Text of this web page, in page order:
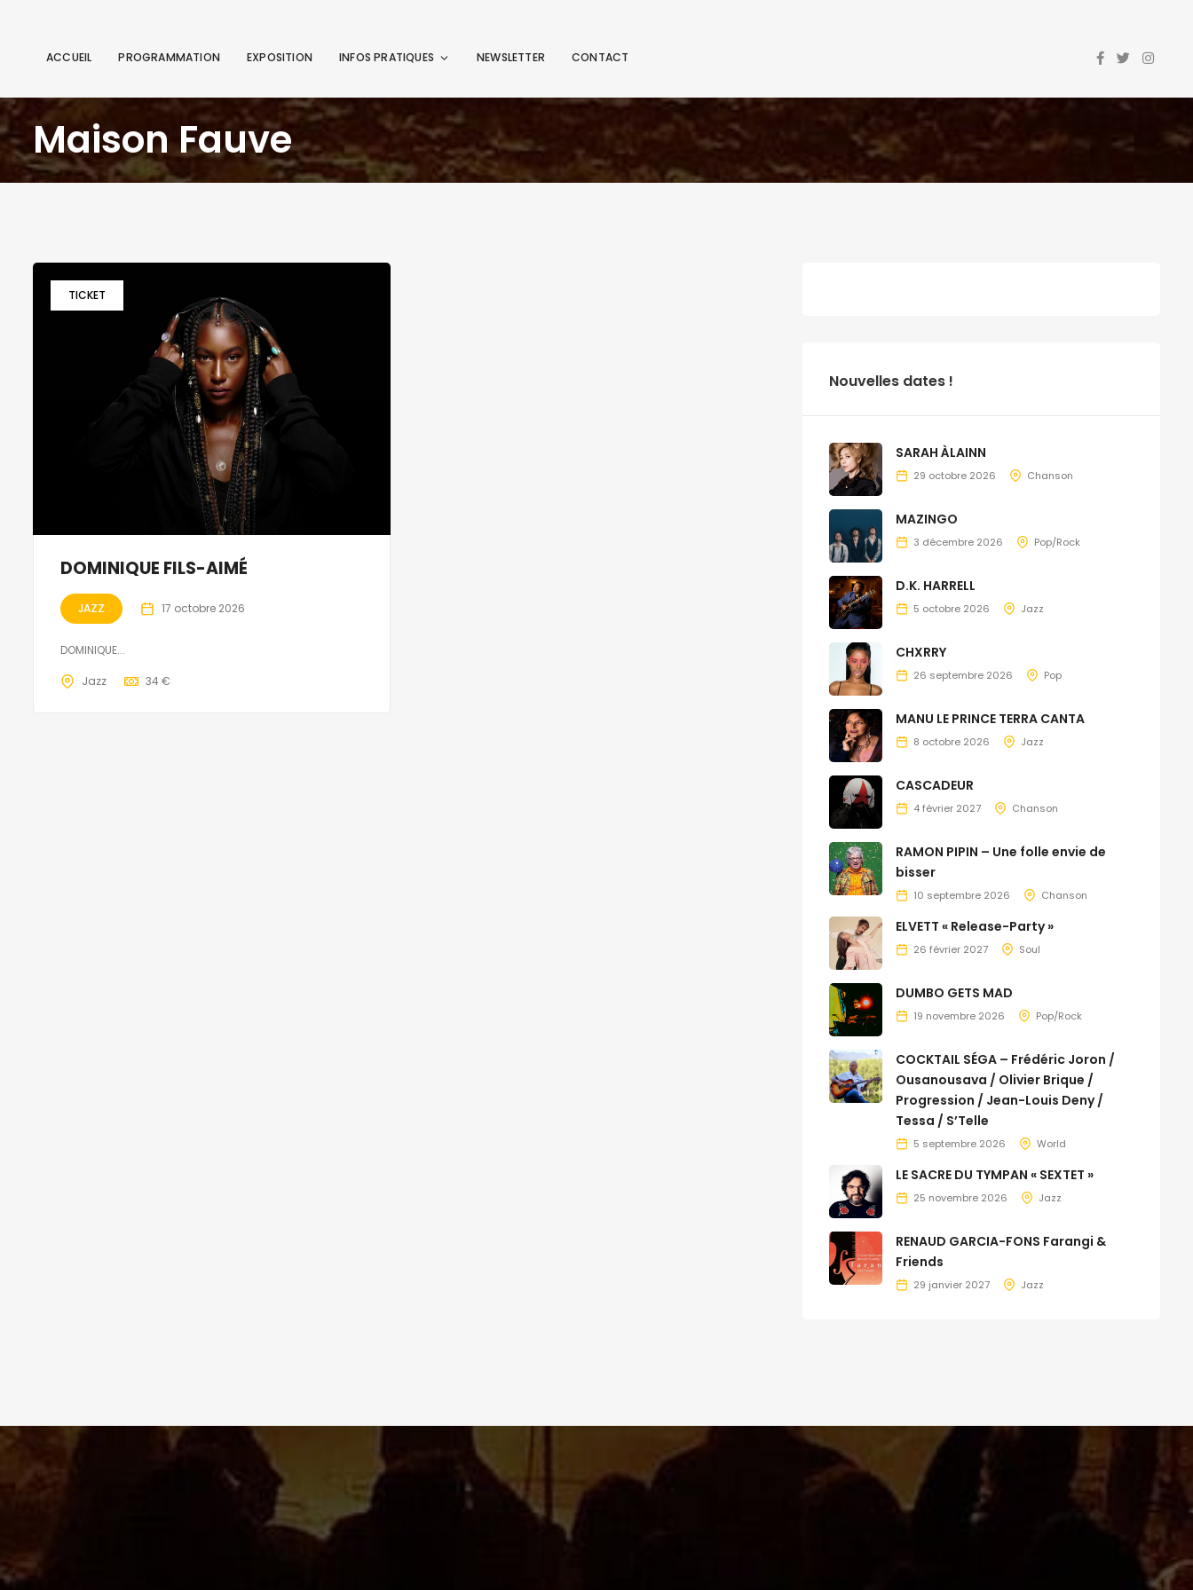
ACCUEIL PROGRAMMATION EXPOSITION INFOS PRATIQUES NEWSLETTER CONTACT
Maison Fauve
TICKET
DOMINIQUE FILS-AIMÉ
JAZZ 17 octobre 2026
DOMINIQUE...
Jazz 34 €
Nouvelles dates !
SARAH ÀLAINN
29 octobre 2026 Chanson
MAZINGO
3 décembre 2026 Pop/Rock
D.K. HARRELL
5 octobre 2026 Jazz
CHXRRY
26 septembre 2026 Pop
MANU LE PRINCE TERRA CANTA
8 octobre 2026 Jazz
CASCADEUR
4 février 2027 Chanson
RAMON PIPIN – Une folle envie de
bisser
10 septembre 2026 Chanson
ELVETT « Release-Party »
26 février 2027 Soul
DUMBO GETS MAD
19 novembre 2026 Pop/Rock
COCKTAIL SÉGA – Frédéric Joron /
Ousanousava / Olivier Brique /
Progression / Jean-Louis Deny /
Tessa / S’Telle
5 septembre 2026 World
LE SACRE DU TYMPAN « SEXTET »
25 novembre 2026 Jazz
RENAUD GARCIA-FONS Farangi &
Friends
29 janvier 2027 Jazz